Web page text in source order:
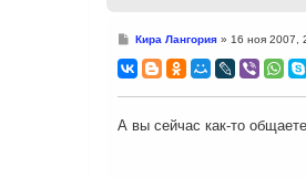
С
о
б
и
Кира Лангория» 16 ноя 2007,
А вы сейчас как-то